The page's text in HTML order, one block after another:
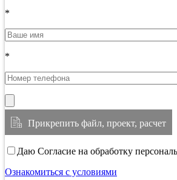
*
*
Прикрепить файл, проект, расчет
Даю Согласие на обработку
Ознакомиться с условиями